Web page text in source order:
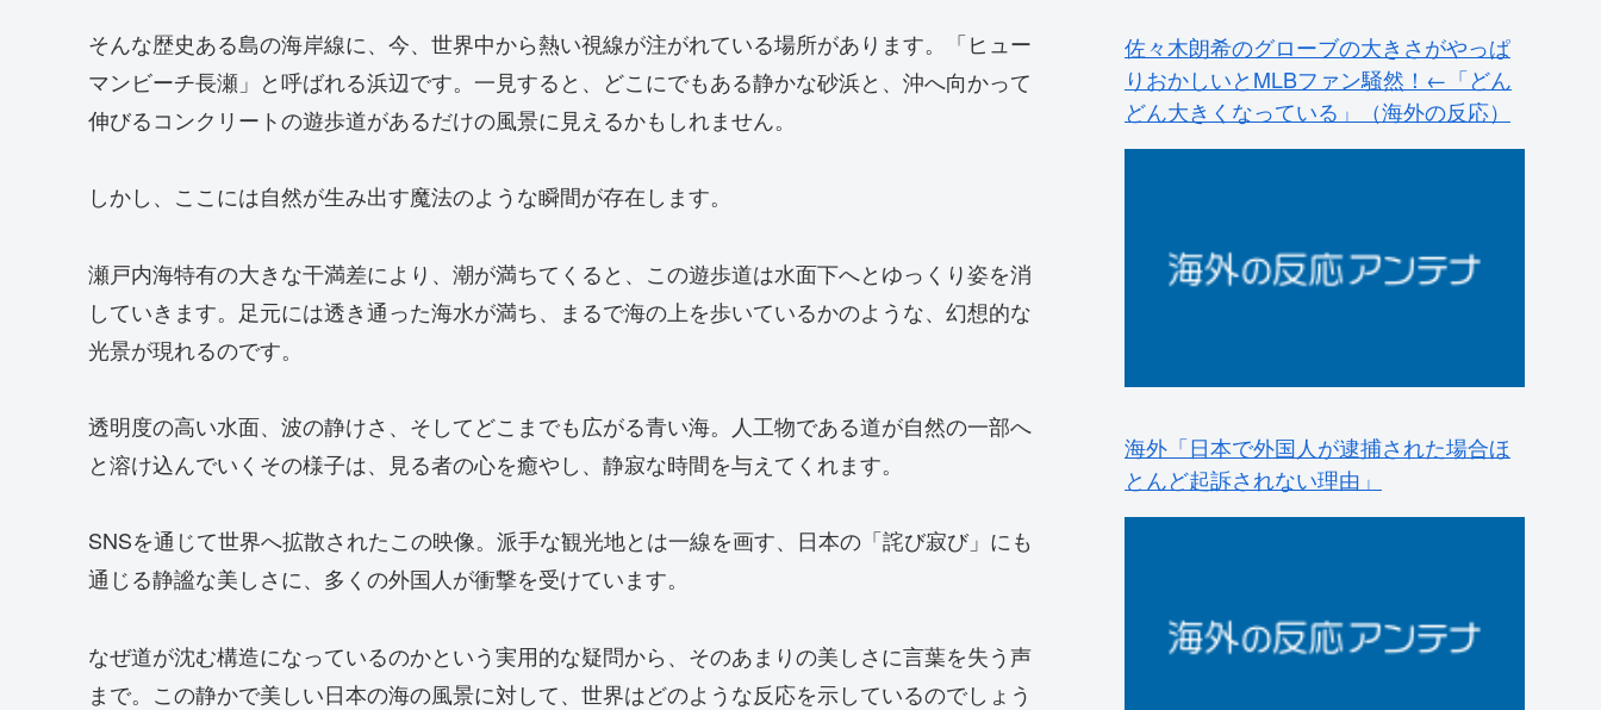
そんな歴史ある島の海岸線に、今、世界中から熱い視線が注がれている場所があります。「ヒュー
マンビーチ長瀬」と呼ばれる浜辺です。一見すると、どこにでもある静かな砂浜と、沖へ向かって
伸びるコンクリートの遊歩道があるだけの風景に見えるかもしれません。
しかし、ここには自然が生み出す魔法のような瞬間が存在します。
瀬戸内海特有の大きな干満差により、潮が満ちてくると、この遊歩道は水面下へとゆっくり姿を消
していきます。足元には透き通った海水が満ち、まるで海の上を歩いているかのような、幻想的な
光景が現れるのです。
透明度の高い水面、波の静けさ、そしてどこまでも広がる青い海。人工物である道が自然の一部へ
と溶け込んでいくその様子は、見る者の心を癒やし、静寂な時間を与えてくれます。
SNSを通じて世界へ拡散されたこの映像。派手な観光地とは一線を画す、日本の「詫び寂び」にも
通じる静謐な美しさに、多くの外国人が衝撃を受けています。
なぜ道が沈む構造になっているのかという実用的な疑問から、そのあまりの美しさに言葉を失う声
まで。この静かで美しい日本の海の風景に対して、世界はどのような反応を示しているのでしょう
佐々木朗希のグローブの大きさがやっぱ
りおかしいとMLBファン騒然！←「どん
どん大きくなっている」（海外の反応）
海外「日本で外国人が逮捕された場合ほ
とんど起訴されない理由」